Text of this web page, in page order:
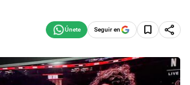
Seguir en